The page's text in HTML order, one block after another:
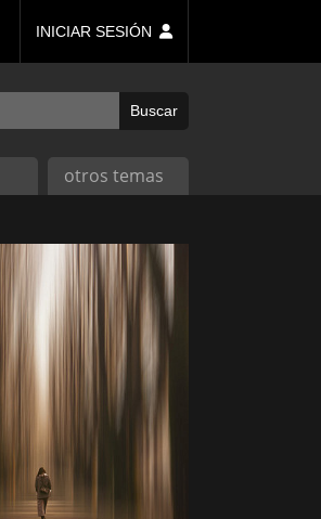
INICIAR SESIÓN
otros temas